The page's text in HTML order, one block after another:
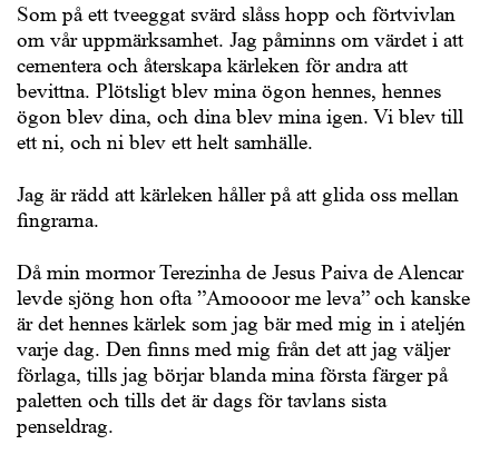
Som på ett tveeggat svärd slåss hopp och förtvivlan
om vår uppmärksamhet. Jag påminns om värdet i att
cementera och återskapa kärleken för andra att
bevittna. Plötsligt blev mina ögon hennes, hennes
ögon blev dina, och dina blev mina igen. Vi blev till
ett ni, och ni blev ett helt samhälle.
Jag är rädd att kärleken håller på att glida oss mellan
fingrarna.
Då min mormor Terezinha de Jesus Paiva de Alencar
levde sjöng hon ofta ”Amoooor me leva” och kanske
är det hennes kärlek som jag bär med mig in i ateljén
varje dag. Den finns med mig från det att jag väljer
förlaga, tills jag börjar blanda mina första färger på
paletten och tills det är dags för tavlans sista
penseldrag.